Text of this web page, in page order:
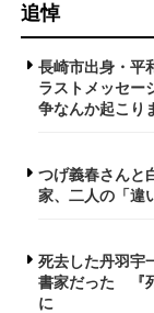
追悼
長崎市出身・平
ラストメッセ
争なんか起こり
つげ義春さん
家、二人の「違
死去した丹羽宇
書家だった 『
に